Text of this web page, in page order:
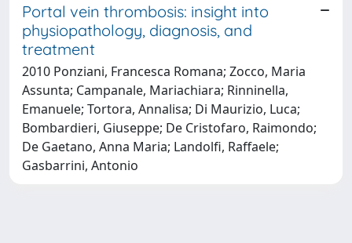
Portal vein thrombosis: insight into
physiopathology, diagnosis, and
treatment
2010 Ponziani, Francesca Romana; Zocco, Maria
Assunta; Campanale, Mariachiara; Rinninella,
Emanuele; Tortora, Annalisa; Di Maurizio, Luca;
Bombardieri, Giuseppe; De Cristofaro, Raimondo;
De Gaetano, Anna Maria; Landolfi, Raffaele;
Gasbarrini, Antonio